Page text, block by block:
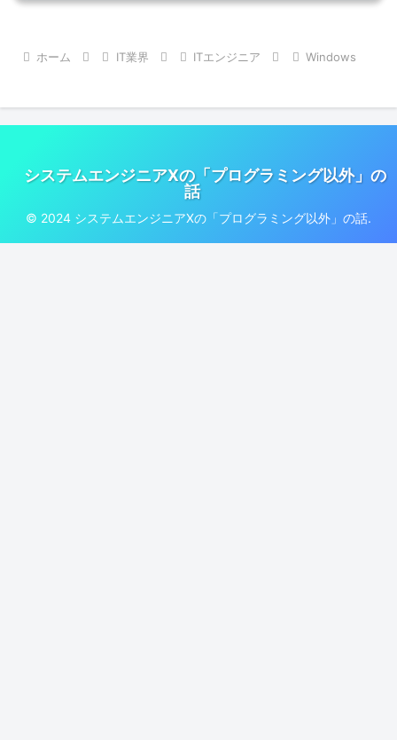
ホーム IT業界 ITエンジニア Windows
システムエンジニアXの「プログラミング以外」の
話
© 2024 システムエンジニアXの「プログラミング以外」の話.